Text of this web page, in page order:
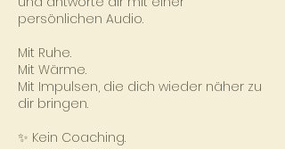
persönlichen Audio.
Mit Ruhe.
Mit Wärme.
Mit Impulsen, die dich wieder näher zu
dir bringen.
✨ Kein Coaching.